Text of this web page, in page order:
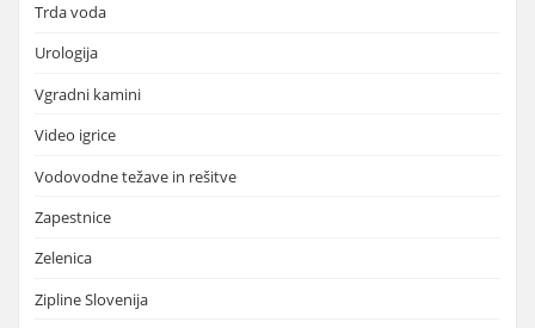
Trda voda
Urologija
Vgradni kamini
Video igrice
Vodovodne težave in rešitve
Zapestnice
Zelenica
Zipline Slovenija